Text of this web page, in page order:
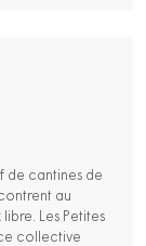
de cantines de
au
Les Petites
collective